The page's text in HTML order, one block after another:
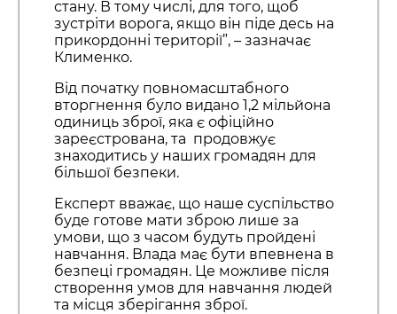
стану. В тому числі, для того, щоб
зустріти ворога, якщо він піде десь на
прикордонні території”, – зазначає
Клименко.
Від початку повномасштабного
вторгнення було видано 1,2 мільйона
одиниць зброї, яка є офіційно
зареєстрована, та продовжує
знаходитись у наших громадян для
більшої безпеки.
Експерт вважає, що наше суспільство
буде готове мати зброю лише за
умови, що з часом будуть пройдені
навчання. Влада має бути впевнена в
безпеці громадян. Це можливе після
створення умов для навчання людей
та місця зберігання зброї.